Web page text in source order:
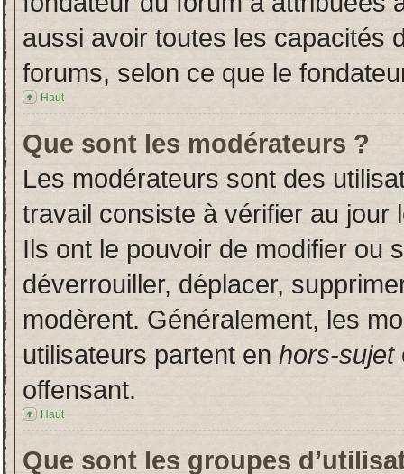
aussi avoir toutes les capacités
forums, selon ce que le
Haut
Que sont les modérateurs ?
Les modérateurs sont des
travail consiste à vérifier au jour
Ils ont le pouvoir de modifier ou
déverrouiller, déplacer,
modèrent. Généralement, les
utilisateurs partent en hors-sujet
offensant.
Haut
Que sont les groupes